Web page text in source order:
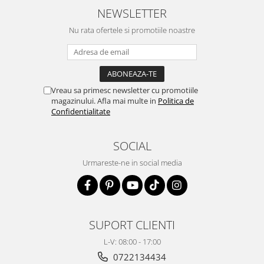
⚙️Funcționalitate Completă:
funcționalitatea completă a telefonului
tău, fără compromisuri.
🔨Durabilitate:Fabricată din materiale
de calitate superioară, husa MagChange
protejându-ți telefonul împotriva uzurii
zilnice. Laterale Soft Grip TPU si Spate
Hard PC, Slim, Margini Ridicate pentru
Protectia Ecranului si a Camerelor
NEWSLETTER
Nu rata ofertele si promotiile noastre
Vreau sa primesc newsletter cu promotiile
magazinului. Afla mai multe in Politica de
Confidentialitate
SOCIAL
Urmareste-ne in social media
SUPORT CLIENTI
L-V: 08:00 - 17:00
0722134434